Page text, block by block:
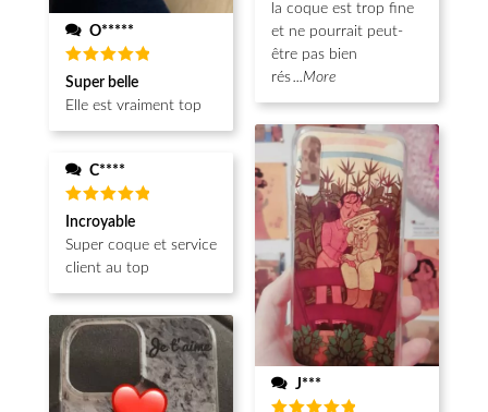
O*****
Note 5
sur 5
Super belle
Elle est vraiment top
C****
Note5
sur 5
Incroyable
Super coque et service
client au top
la coque est trop fine
et ne pourrait peut-
être pas bien
rés...More
J***